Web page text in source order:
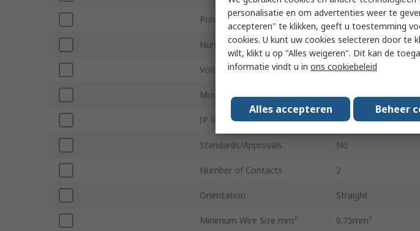
Pole Format 2+E
Number of Rows 2
Voltage 230, 400V
Mount Type Screw
IP Rating IP65, IP20
Standards/Approvals No
Number of Contacts 2
Orientation Straight
Minimum Wire Size mm² 0.75mm²
personalisatie en om advertenties weer te
accepteren" te klikken, geeft u toestemming
cookies. U kunt uw cookies selecteren door te
wilt, klikt u op "Alles weigeren". Dit kan de
informatie vindt u in ons cookiebeleid
Alles accepteren Beheer